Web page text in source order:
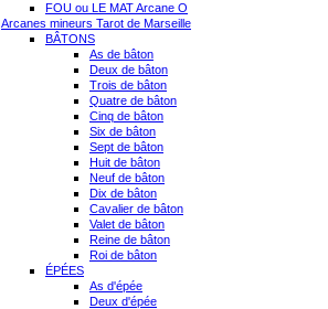
FOU ou LE MAT Arcane O
Arcanes mineurs Tarot de Marseille
BÂTONS
As de bâton
Deux de bâton
Trois de bâton
Quatre de bâton
Cinq de bâton
Six de bâton
Sept de bâton
Huit de bâton
Neuf de bâton
Dix de bâton
Cavalier de bâton
Valet de bâton
Reine de bâton
Roi de bâton
ÉPÉES
As d'épée
Deux d'épée